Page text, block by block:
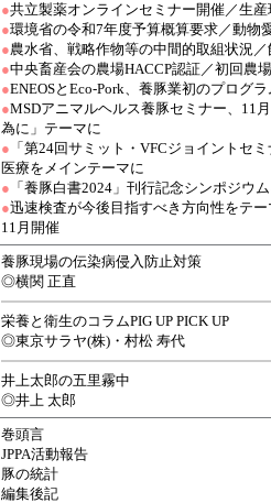
●共立製薬オンラインセミナー開催／生
●環境省の令和7年度予算概算要求／動物
●農水省、戦略作物等の中間的取組状況
●中央畜産会の農場HACCP認証／初回農
●ENEOSとEco-Pork、養豚業初のプログ
●MSDアニマルヘルス養豚セミナー、11
為に」テーマに
● 「第24回サミット・VFCジョイントセ
医療をメインテーマに
● 「養豚白書2024」刊行記念シンポジウ
●迅速検査が今後目指すべき方向性をテ
11月開催
養豚現場の伝染病侵入防止対策
◎横関 正直
栄養と衛生のコラムPIG UP PICK UP
◎東京サラヤ(株)・村松 寿代
井上太郎の五里霧中
◎井上 太郎
巻頭言
JPPA活動報告
豚の統計
編集後記